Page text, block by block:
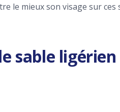
le mieux son visage sur ces
sable